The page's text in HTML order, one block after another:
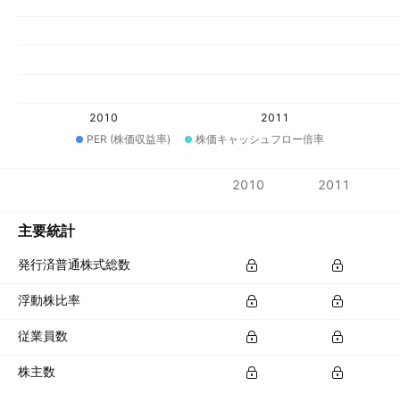
2010
2011
PER (株価収益率)
株価キャッシュフロー倍率
2010 2011
主要統計
発行済普通株式総数
浮動株比率
従業員数
株主数